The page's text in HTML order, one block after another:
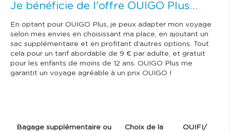
Je bénéficie de l'offre OUIGO Plus…
En optant pour OUIGO Plus, je peux adapter mon voyage
selon mes envies en choisissant ma place, en ajoutant un
sac supplémentaire et en profitant d'autres options. Tout
cela pour un tarif abordable de 9 € par adulte, et gratuit
pour les enfants de moins de 12 ans. OUIGO Plus me
garantit un voyage agréable à un prix OUIGO !
Bagage supplémentaire ou Choix de la OUIFI/